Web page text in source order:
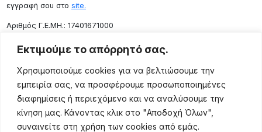
Εκτιμούμε το απόρρητό σας.
Χρησιμοποιούμε cookies για να βελτιώσουμε την
εμπειρία σας, να προσφέρουμε προσωποποιημένες
διαφημίσεις ή περιεχόμενο και να αναλύσουμε την
κίνηση μας. Κάνοντας κλικ στο "Αποδοχή Όλων",
συναινείτε στη χρήση των cookies από εμάς.
εγγραφή σου στο site.
Aριθμός Γ.Ε.ΜΗ.: 17401671000
Επικοινωνία
Ρόδου 133, Αθήνα 10443
(+30) 211 725 5427
sales@lightingexpert.gr